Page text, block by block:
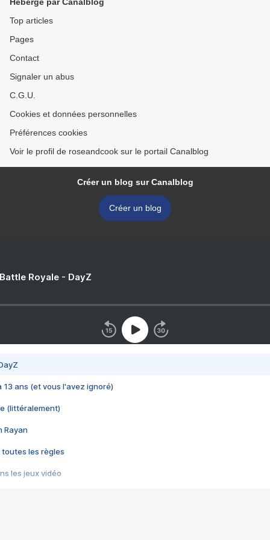
Top articles
Pages
Contact
Signaler un abus
C.G.U.
Cookies et données personnelles
Préférences cookies
Voir le profil de roseandcook sur le portail Canalblog
Créer un blog sur Canalblog
Créer un blog
Royale - DayZ
13 ans (et vous l'avez ignoré)
(littéralement)
Rayan
toutes les règles
les jeux vidéo